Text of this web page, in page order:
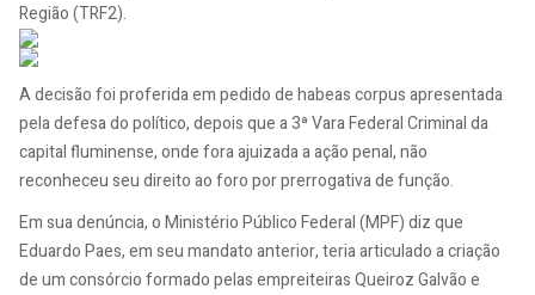
Região (TRF2).
A decisão foi proferida em pedido de habeas corpus apresentada
pela defesa do político, depois que a 3ª Vara Federal Criminal da
capital fluminense, onde fora ajuizada a ação penal, não
reconheceu seu direito ao foro por prerrogativa de função.
Em sua denúncia, o Ministério Público Federal (MPF) diz que
Eduardo Paes, em seu mandato anterior, teria articulado a criação
de um consórcio formado pelas empreiteiras Queiroz Galvão e